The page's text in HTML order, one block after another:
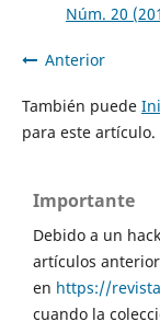
Núm. 20
Anterior
También puede
para este artículo.
Importante
Debido a un
artículos
en https://
cuando la